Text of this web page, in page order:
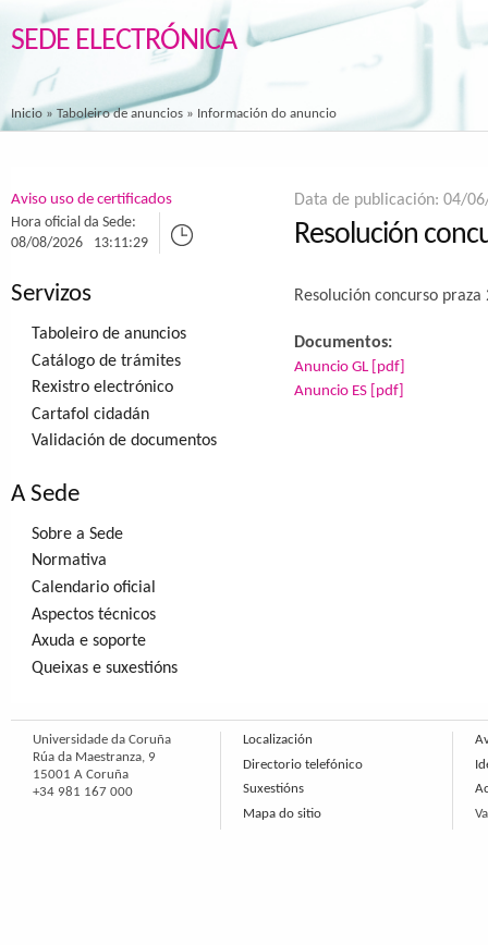
SEDE ELECTRÓNICA
Inicio » Taboleiro de anuncios » Información do anuncio
Aviso uso de certificados
Hora oficial da Sede:
08/08/2026
13:11:29
Servizos
Taboleiro de anuncios
Catálogo de trámites
Rexistro electrónico
Cartafol cidadán
Validación de documentos
A Sede
Sobre a Sede
Normativa
Calendario oficial
Aspectos técnicos
Axuda e soporte
Queixas e suxestións
Data de publicación: 04/
Resolución
Resolución concurso praza
Documentos:
Anuncio GL [pdf]
Anuncio ES [pdf]
Universidade da Coruña
Rúa da Maestranza, 9
15001 A Coruña
+34 981 167 000
Localización
Directorio telefónico
Suxestións
Mapa do sitio